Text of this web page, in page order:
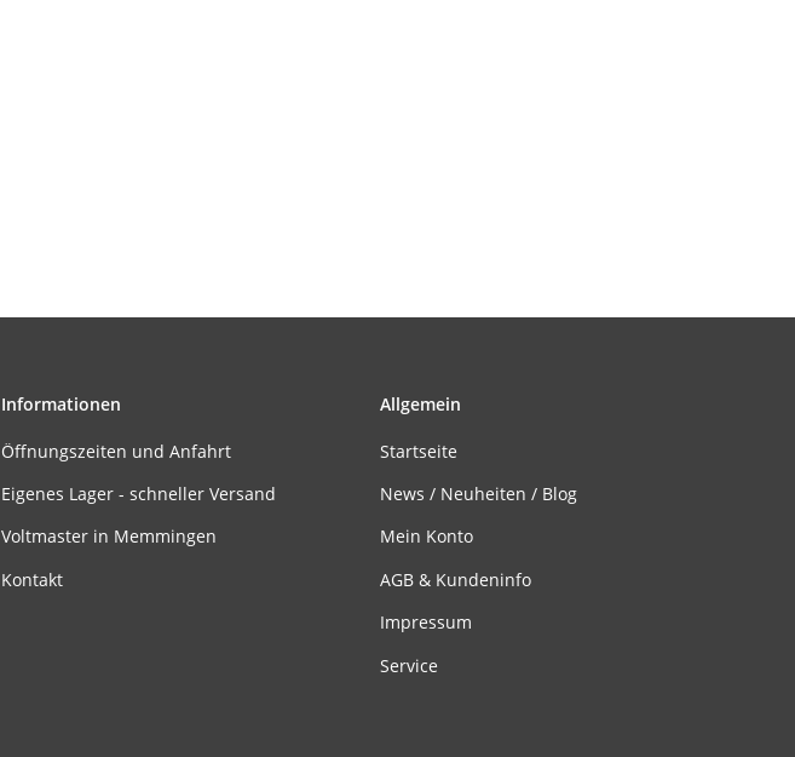
Informationen
Öffnungszeiten und Anfahrt
Eigenes Lager - schneller Versand
Voltmaster in Memmingen
Kontakt
Allgemein
Startseite
News / Neuheiten / Blog
Mein Konto
AGB & Kundeninfo
Impressum
Service